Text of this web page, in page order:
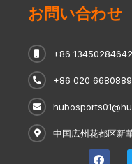
お問い合わせ
+86 13450284642
+86 020
中国広州花都区新